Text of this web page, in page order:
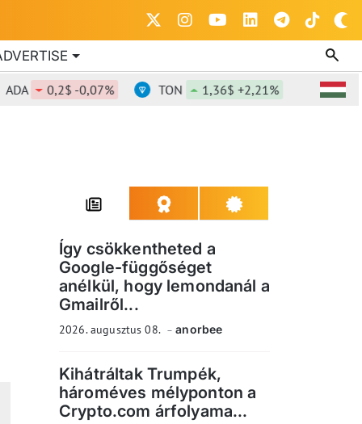
0,2$ -0,07% TON 1,36$ +2,21%
Így csökkentheted a
Google-függőséget
anélkül, hogy lemondanál a
Gmailről...
2026. augusztus 08. anorbee
Kihátráltak Trumpék,
hároméves mélyponton a
Crypto.com árfolyama...